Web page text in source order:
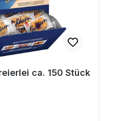
ca. 150 Stück